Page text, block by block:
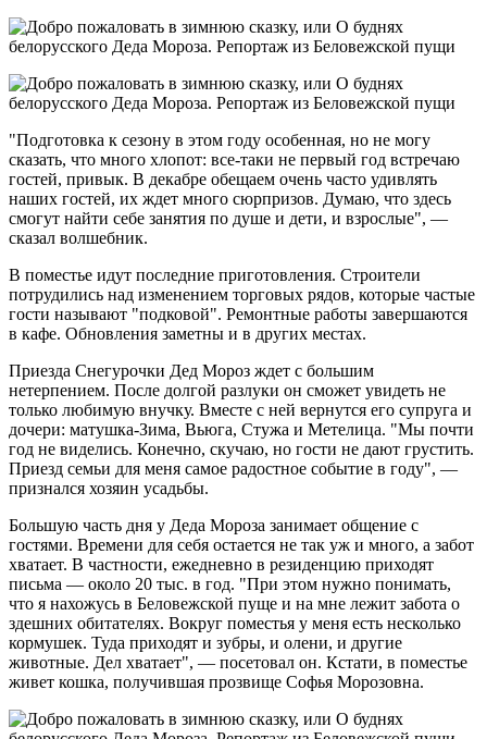
"Подготовка к сезону в этом году особенная, но не могу
сказать, что много хлопот: все-таки не первый год встречаю
гостей, привык. В декабре обещаем очень часто удивлять
наших гостей, их ждет много сюрпризов. Думаю, что здесь
смогут найти себе занятия по душе и дети, и взрослые", —
сказал волшебник.
В поместье идут последние приготовления. Строители
потрудились над изменением торговых рядов, которые частые
гости называют "подковой". Ремонтные работы завершаются
в кафе. Обновления заметны и в других местах.
Приезда Снегурочки Дед Мороз ждет с большим
нетерпением. После долгой разлуки он сможет увидеть не
только любимую внучку. Вместе с ней вернутся его супруга и
дочери: матушка-Зима, Вьюга, Стужа и Метелица. "Мы почти
год не виделись. Конечно, скучаю, но гости не дают грустить.
Приезд семьи для меня самое радостное событие в году", —
признался хозяин усадьбы.
Большую часть дня у Деда Мороза занимает общение с
гостями. Времени для себя остается не так уж и много, а забот
хватает. В частности, ежедневно в резиденцию приходят
письма — около 20 тыс. в год. "При этом нужно понимать,
что я нахожусь в Беловежской пуще и на мне лежит забота о
здешних обитателях. Вокруг поместья у меня есть несколько
кормушек. Туда приходят и зубры, и олени, и другие
животные. Дел хватает", — посетовал он. Кстати, в поместье
живет кошка, получившая прозвище Софья Морозовна.